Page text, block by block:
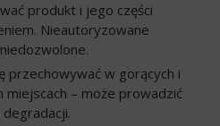
produkt i jego części
Nieautoryzowane
przechowywać w gorących i
miejscach – może prowadzić